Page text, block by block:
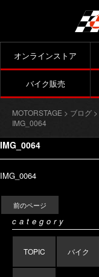
オンラインストア
バイク販売
MOTORSTAGE > ブログ >
IMG_0064
IMG_0064
IMG_0064
前のページ
category
TOPIC バイク